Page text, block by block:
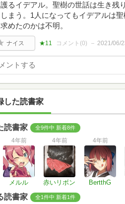
るイデアル。聖樹の世話は生き残
まう。1人になってもイデアルは
めたのかは不明。
ナイス ★11 コメント(0) 2021/06/
した読書家
読書家 全9件中 新着8件
4年前
メルル
4年前
赤いリボン
4年前
BertthG
読書家 全1件中 新着1件